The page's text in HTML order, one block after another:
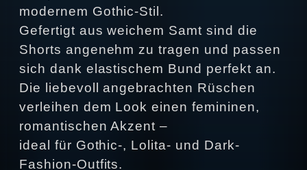
modernem Gothic-Stil.
Gefertigt aus weichem Samt sind die
Shorts angenehm zu tragen und passen
sich dank elastischem Bund perfekt an.
Die liebevoll angebrachten Rüschen
verleihen dem Look einen femininen,
romantischen Akzent –
ideal für Gothic-, Lolita- und Dark-
Fashion-Outfits.